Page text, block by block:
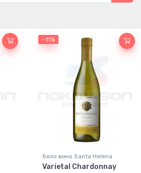
-11%
бяло вино Santa Helena
Varietal Chardonnay